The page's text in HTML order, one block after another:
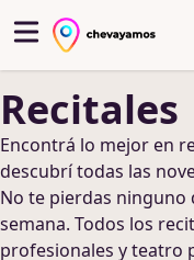
Recitales
Encontrá lo mejor en
descubrí todas las
No te pierdas ninguno
semana. Todos los
profesionales y teatro